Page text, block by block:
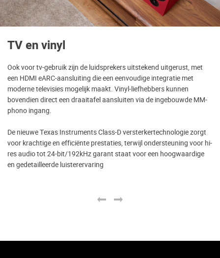
TV en vinyl
Ook voor tv-gebruik zijn de luidsprekers uitstekend uitgerust, met
een HDMI eARC-aansluiting die een eenvoudige integratie met
moderne televisies mogelijk maakt. Vinyl-liefhebbers kunnen
bovendien direct een draaitafel aansluiten via de ingebouwde MM-
phono ingang.
De nieuwe Texas Instruments Class-D versterkertechnologie zorgt
voor krachtige en efficiënte prestaties, terwijl ondersteuning voor hi-
res audio tot 24-bit/192kHz garant staat voor een hoogwaardige
en gedetailleerde luisterervaring